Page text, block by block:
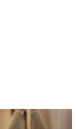
todo o corpo!